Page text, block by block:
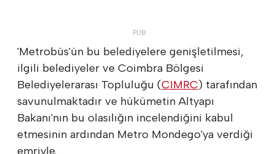
'Metrobüs'ün bu belediyelere genişletilmesi,
ilgili belediyeler ve Coimbra Bölgesi
Belediyelerarası Topluluğu (CIMRC) tarafından
savunulmaktadır ve hükümetin Altyapı
Bakanı'nın bu olasılığın incelendiğini kabul
etmesinin ardından Metro Mondego'ya verdiği
emriyle.